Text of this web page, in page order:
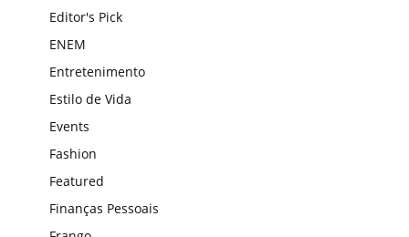
Editor's Pick
ENEM
Entretenimento
Estilo de Vida
Events
Fashion
Featured
Finanças Pessoais